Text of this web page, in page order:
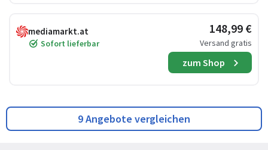
mediamarkt.at
Sofort lieferbar
148,99 €
Versand gratis
zum Shop
9 Angebote vergleichen